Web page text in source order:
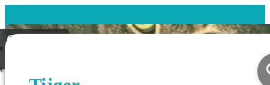
Gevonden